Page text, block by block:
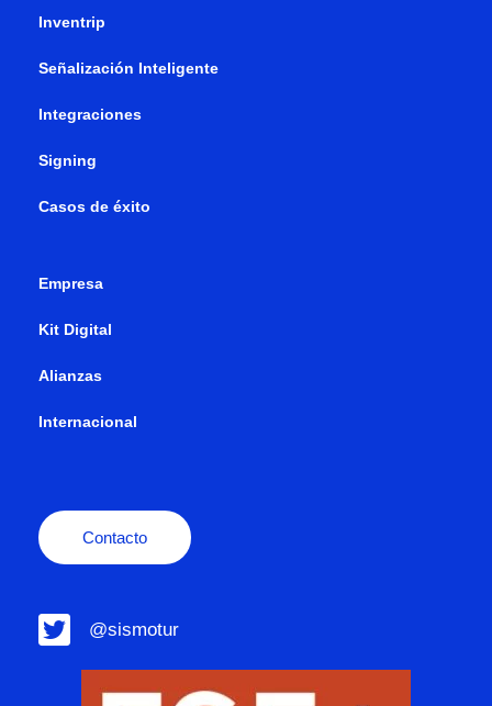
Inventrip
Señalización Inteligente
Integraciones
Signing
Casos de éxito
Empresa
Kit Digital
Alianzas
Internacional
Contacto
@sismotur